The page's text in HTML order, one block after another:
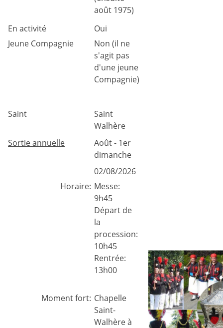
août 1975)
En activité
Oui
Jeune Compagnie
Non (il ne
s'agit pas
d'une jeune
Compagnie)
Saint
Saint
Walhère
Sortie annuelle
Août - 1er
dimanche
02/08/2026
Horaire: Messe:
9h45
Départ de
la
procession:
10h45
Rentrée:
13h00
Moment fort: Chapelle
Saint-
Walhère à